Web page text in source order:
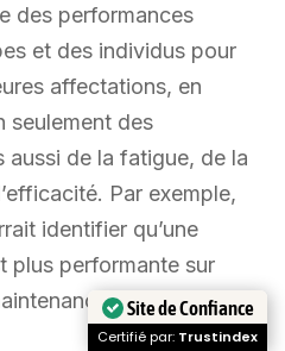
des performances
et des individus pour
affectations, en
seulement des
aussi de la fatigue, de la
Par exemple,
identifier qu’une
plus performante sur
préventive le
Site de Confiance
Certifié par: Trustindex